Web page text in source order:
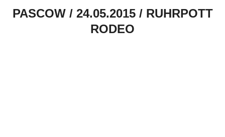
PASCOW / 24.05.2015 / RUHRPOTT
RODEO